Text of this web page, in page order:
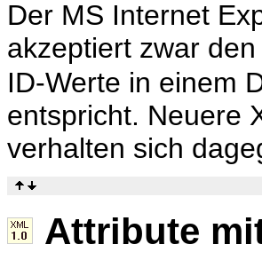
Der MS Internet
akzeptiert zwar den
ID-Werte in einem
entspricht. Neuere
verhalten sich
Attribute